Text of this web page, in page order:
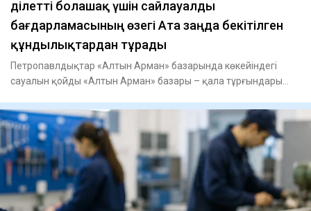
Әділетті болашақ үшін сайлауалды
бағдарламасының өзегі Ата заңда бекітілген
құндылықтардан тұрады
Петропавлдықтар «Алтын Арман» базарында көкейіндегі
сауалын қойды «Алтын Арман» базары – қала тұрғындары